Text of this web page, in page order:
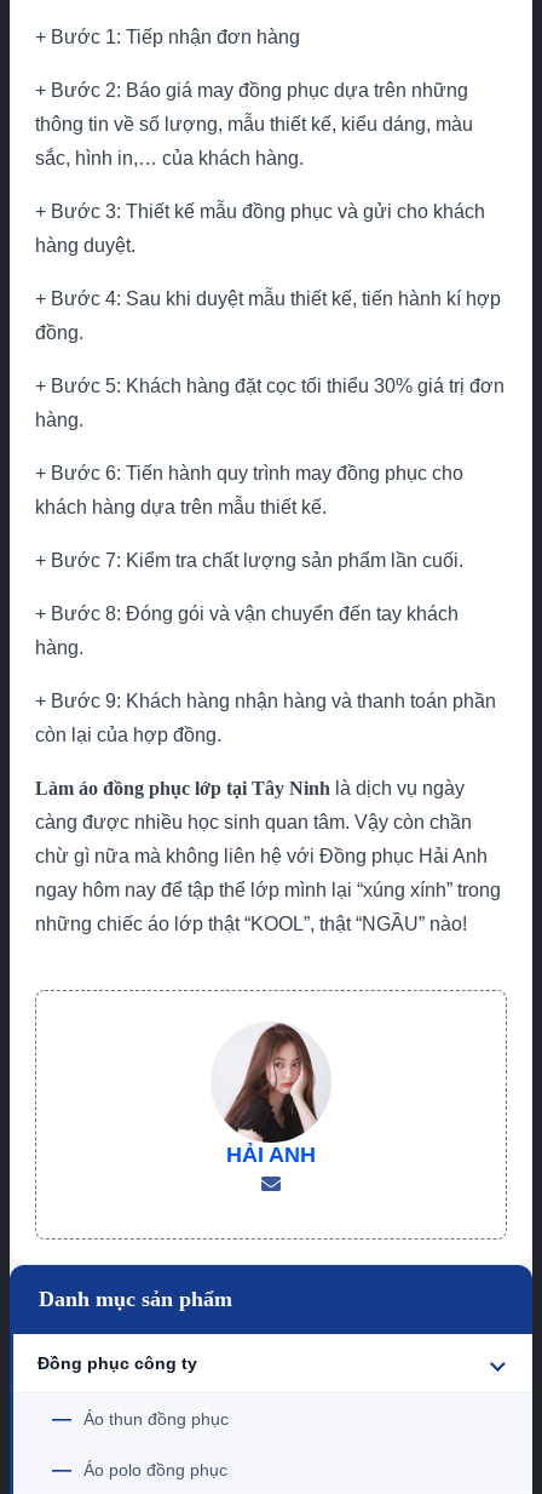
+ Bước 1: Tiếp nhận đơn hàng
+ Bước 2: Báo giá may đồng phục dựa trên những
thông tin về số lượng, mẫu thiết kế, kiểu dáng, màu
sắc, hình in,… của khách hàng.
+ Bước 3: Thiết kế mẫu đồng phục và gửi cho khách
hàng duyệt.
+ Bước 4: Sau khi duyệt mẫu thiết kế, tiến hành kí hợp
đồng.
+ Bước 5: Khách hàng đặt cọc tối thiểu 30% giá trị đơn
hàng.
+ Bước 6: Tiến hành quy trình may đồng phục cho
khách hàng dựa trên mẫu thiết kế.
+ Bước 7: Kiểm tra chất lượng sản phẩm lần cuối.
+ Bước 8: Đóng gói và vận chuyển đến tay khách
hàng.
+ Bước 9: Khách hàng nhận hàng và thanh toán phần
còn lại của hợp đồng.
Làm áo đồng phục lớp tại Tây Ninh là dịch vụ ngày
càng được nhiều học sinh quan tâm. Vậy còn chần
chừ gì nữa mà không liên hệ với Đồng phục Hải Anh
ngay hôm nay để tập thể lớp mình lại “xúng xính” trong
những chiếc áo lớp thật “KOOL”, thật “NGẦU” nào!
HẢI ANH
Danh mục sản phẩm
Đồng phục công ty
— Áo thun đồng phục
— Áo polo đồng phục